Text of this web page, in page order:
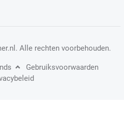
. Alle rechten voorbehouden.
Gebruiksvoorwaarden